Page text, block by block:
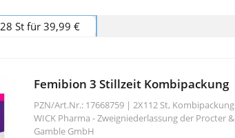
28 St für 39,99 €
Femibion 3 Stillzeit Kombipackung
PZN/Art.Nr.: 17668759 | 2X112 St, Kombipackung
WICK Pharma - Zweigniederlassung der Procter &
Gamble GmbH